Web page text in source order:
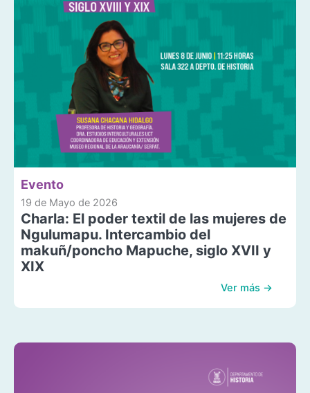
Evento
19 de Mayo de 2026
Charla: El poder textil de las mujeres de
Ngulumapu. Intercambio del
makuñ/poncho Mapuche, siglo XVII y
XIX
Ver más →